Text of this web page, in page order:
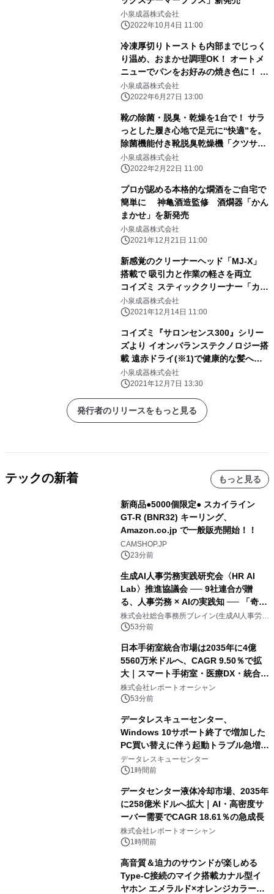
小泉成器株式会社
2022年10月4日 11:00
冷凍厚切りトーストも内部までじっく
り温め、おまかせ調理OK！ オートメ
ニューでパンをお好みの焼き色に！ マ
イコン式「オーブントースター」新発
売
小泉成器株式会社
2022年6月27日 13:00
靴の除菌・脱臭・乾燥を1台で！ サラ
っとした履き心地で足元に“快適”を。
除菌機能付き靴脱臭乾燥機「クツサ
ラ」新発売
小泉成器株式会社
2022年2月22日 11:00
プロが認める本格的な燗酒をご自宅で
簡単に 神亀酒造監修 酒燗器「かん
まかせ」を新発売
小泉成器株式会社
2021年12月21日 11:00
新感覚のクリーナーヘッド「MJ-X」
搭載で 吸引力と作業の軽さを両立
コイズミ スティッククリーナー「カル
スイ」を新発売
小泉成器株式会社
2021年12月14日 11:00
コイズミ『サロンセンス300』シリー
ズより イオンバランステクノロジー搭
載 遠赤ドライ(※1)で健康的な髪へと
導くヘアドライヤー新発売
小泉成器株式会社
2021年12月7日 13:30
発行者のリリースをもっと見る
テックの新着 もっと見る
新商品●5000個限定● スカイライン
GT-R (BNR32) キーリング、
Amazon.co.jp で一般販売開始！！
CAMSHOP.JP
23分前
生成AI人事労務実践研究会〈HR AI
Lab〉推進協議会 ── 9社連合が贈
る、人事労務 × AIの実践知 ── 「奇跡
のセミナー」シリーズ始動！ HR × AI
SEMINAR 2026
株式会社総合事務所ブレイン(生成AI人事労務
実践研究会〈HR AI Lab〉推進協議会 事務局)
53分前
日本手術室統合市場は2035年に4億
5560万米ドルへ、CAGR 9.50％で拡
大｜スマート手術室・医療DX・統合シ
ステム導入が成長を加速
株式会社レポートオーシャン
53分前
データレスキューセンター、
Windows 10サポート終了で増加した
PC買い替えに伴う起動トラブル急増を
受け、 「PCが起動しない原因と対処
法」を初心者向けに公開
データレスキューセンター
1時間前
データセンター液体冷却市場、2035年
に258億米ドルへ拡大｜AI・高密度サ
ーバー需要でCAGR 18.61％の急成長
株式会社レポートオーシャン
1時間前
高音質＆迫力のサウンドが楽しめる
Type-C接続のマイク搭載カナル型イ
ヤホン エメラルド×オレンジカラーが